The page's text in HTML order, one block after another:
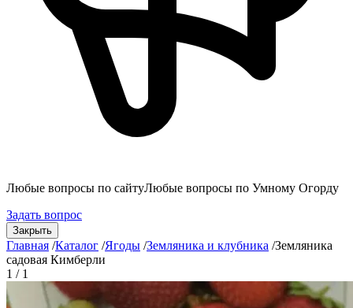
Любые вопросы по сайтуЛюбые вопросы по Умному Огорду
Задать вопрос
Закрыть
Главная /Каталог /Ягоды /Земляника и клубника /Земляника
садовая Кимберли
1 / 1